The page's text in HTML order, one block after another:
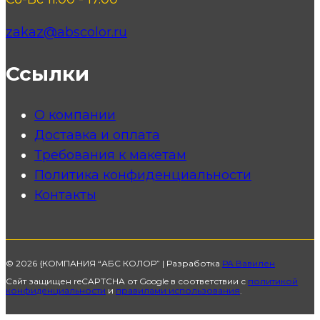
zakaz@abscolor.ru
Ссылки
О компании
Доставка и оплата
Требования к макетам
Политика конфиденциальности
Контакты
© 2026 {КОМПАНИЯ “АБС КОЛОР” | Разработка РА Вавилен
Сайт защищен reCAPTCHA от Google в соответствии с политикой
конфиденциальности и правилами использования.